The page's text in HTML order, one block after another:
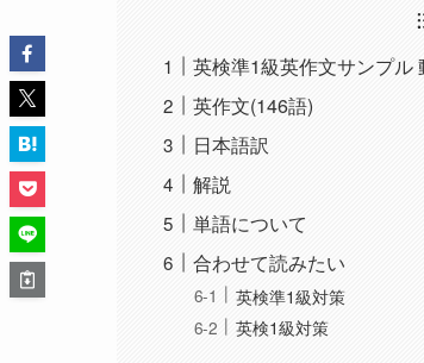
英検準1級英作文サンプル
英作文(146語)
日本語訳
解説
単語について
合わせて読みたい
英検準1級対策
英検1級対策